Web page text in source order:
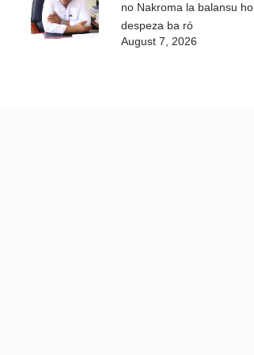
no Nakroma la balansu ho
despeza ba ró
August 7, 2026